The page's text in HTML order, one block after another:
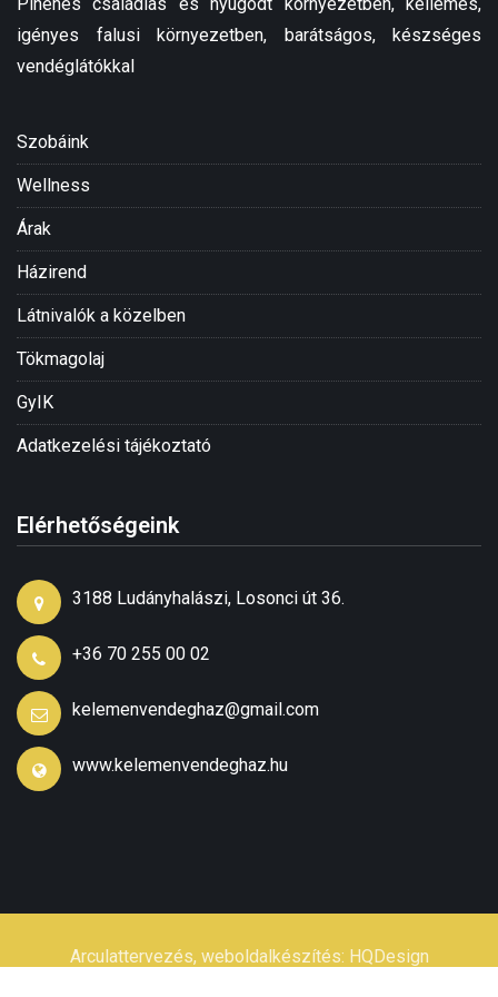
igényes falusi környezetben, barátságos, készséges
vendéglátókkal
Szobáink
Wellness
Árak
Házirend
Látnivalók a közelben
Tökmagolaj
GyIK
Adatkezelési tájékoztató
Elérhetőségeink
3188 Ludányhalászi, Losonci út 36.
+36 70 255 00 02
kelemenvendeghaz@gmail.com
www.kelemenvendeghaz.hu
Arculattervezés, weboldalkészítés: HQDesign